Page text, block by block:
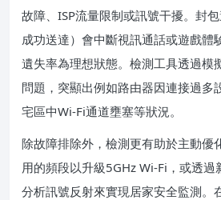
故障、ISP流量限制或訊號干擾。封
成功送達）會中斷視訊通話或遊戲體
遺失率為理想狀態。檢測工具透過模
問題，突顯出例如路由器因連接過多
宅區中Wi-Fi通道壅塞等狀況。
除故障排除外，檢測更有助於主動優
用的頻段以升級5GHz Wi-Fi，或透
分析訊號反射來實現居家安全監測。